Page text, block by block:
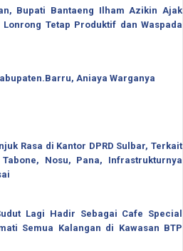
Bupati Bantaeng Ilham Azikin Ajak
Lonrong Tetap Produktif dan Waspada
Aniaya Warganya
Rasa di Kantor DPRD Sulbar, Terkait
Nosu, Pana, Infrastrukturnya
Lagi Hadir Sebagai Cafe Special
Semua Kalangan di Kawasan BTP